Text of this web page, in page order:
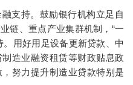
支持。鼓励银行机构立足自
链、重点产业集群机制，“一
用好用足设备更新贷款、中
造业融资租赁等财政贴息政
努力提升制造业贷款特别是